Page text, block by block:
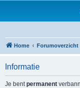
Home Forumoverzicht
Informatie
Je bentpermanent